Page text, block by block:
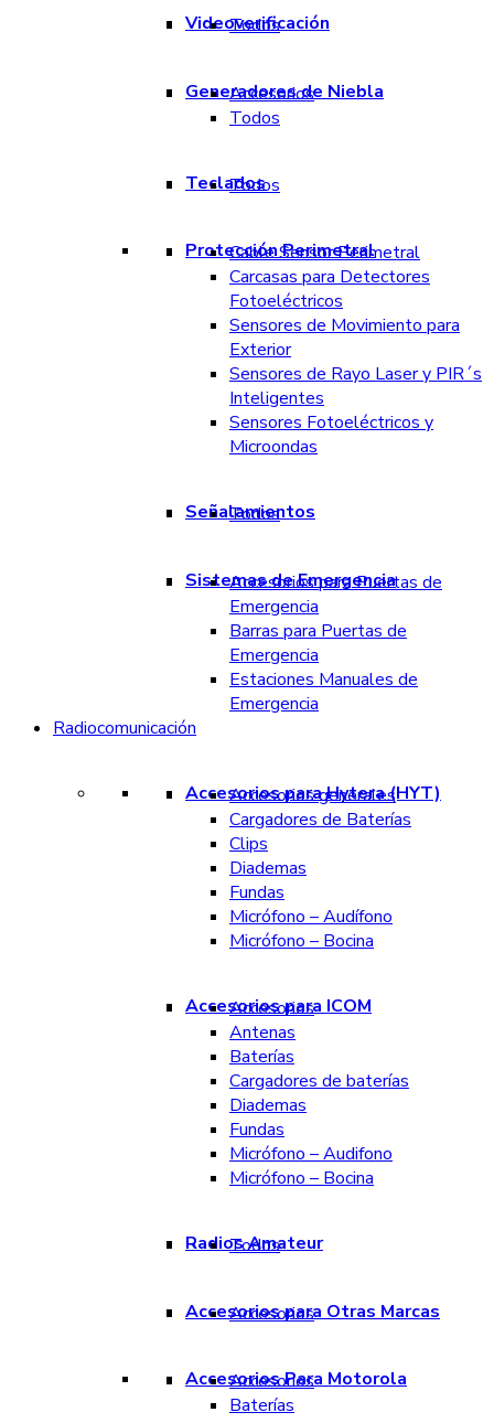
Videoverificación
Todos
Generadores de Niebla
Accesorios
Todos
Teclados
Todos
Protección Perimetral
Cable Sensor Perimetral
Carcasas para Detectores
Fotoeléctricos
Sensores de Movimiento para
Exterior
Sensores de Rayo Laser y PIR´s
Inteligentes
Sensores Fotoeléctricos y
Microondas
Señalamientos
Todos
Sistemas de Emergencia
Accesorios para Puertas de
Emergencia
Barras para Puertas de
Emergencia
Estaciones Manuales de
Emergencia
Radiocomunicación
Accesorios para Hytera (HYT)
Accesorios generales
Cargadores de Baterías
Clips
Diademas
Fundas
Micrófono – Audífono
Micrófono – Bocina
Accesorios para ICOM
Accesorios
Antenas
Baterías
Cargadores de baterías
Diademas
Fundas
Micrófono – Audifono
Micrófono – Bocina
Radios Amateur
Todos
Accesorios para Otras Marcas
Accesorios
Accesorios Para Motorola
Accesorios
Baterías